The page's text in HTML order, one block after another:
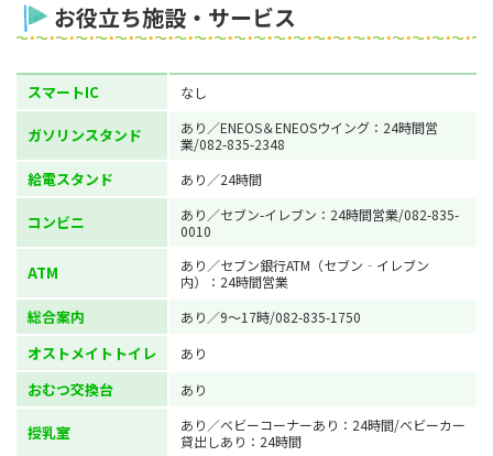
お役立ち施設・サービス
スマートIC なし
ガソリンスタンド
あり／ENEOS＆ENEOSウイング：24時間営
業/082-835-2348
給電スタンド あり／24時間
コンビニ
あり／セブン-イレブン：24時間営業/082-835-
0010
ATM
あり／セブン銀行ATM（セブン‐イレブン
内）：24時間営業
総合案内 あり／9～17時/082-835-1750
オストメイトトイレ あり
おむつ交換台 あり
授乳室
あり／ベビーコーナーあり：24時間/ベビーカー
貸出しあり：24時間